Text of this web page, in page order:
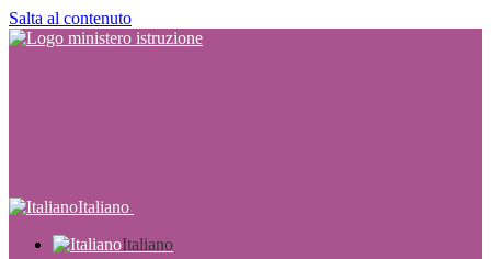
Salta al contenuto
Italiano
Italiano